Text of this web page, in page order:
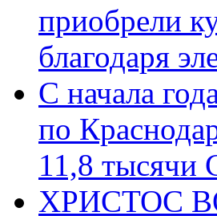
приобрели
благодаря
С начала
по
11,8
ХРИСТОС